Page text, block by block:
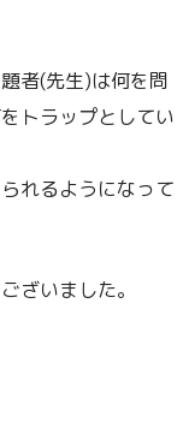
者(先生)は何を問
トラップとしてい
れるようになって
ざいました。